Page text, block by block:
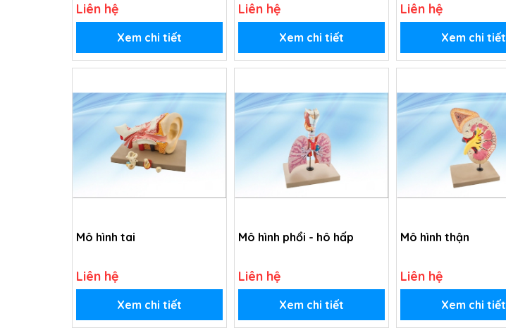
Liên hệ
Xem chi tiết
Liên hệ
Xem chi tiết
Liên hệ
Xem chi tiết
Mô hình tai
Liên hệ
Xem chi tiết
Mô hình phổi - hô hấp
Liên hệ
Xem chi tiết
Mô hình thận
Liên hệ
Xem chi tiết